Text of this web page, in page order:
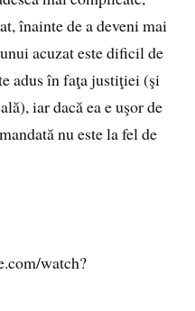
înainte de a deveni mai
acuzat este dificil de
adus în faţa justiţiei (şi
iar dacă ea e uşor de
nu este la fel de
watch?